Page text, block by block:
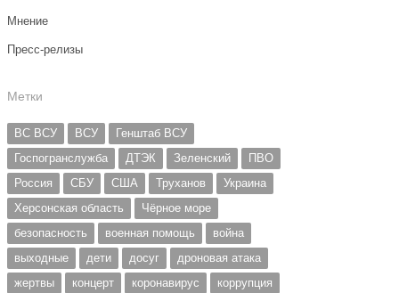
Мнение
Пресс-релизы
Метки
ВС ВСУ ВСУ
Генштаб ВСУ
Госпогранслужба
ДТЭК Зеленский
ПВО
Россия
СБУ США Труханов
Украина
Херсонская область
Чёрное море
безопасность
военная помощь
война
выходные
дети досуг
дроновая атака
жертвы
концерт коронавирус
коррупция